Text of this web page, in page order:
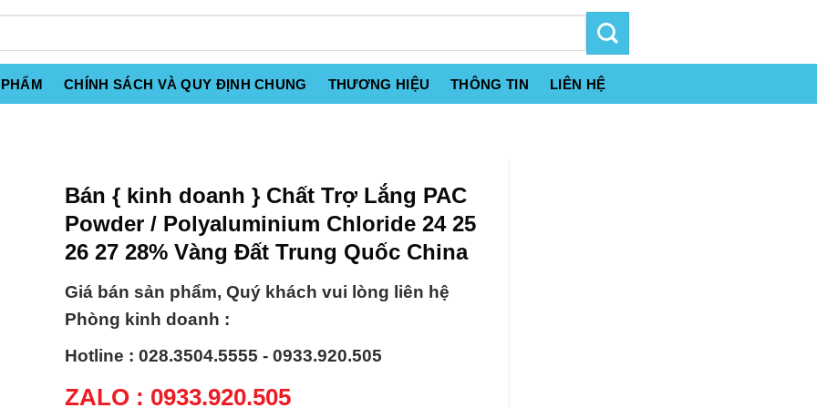
CHÍNH SÁCH VÀ QUY ĐỊNH CHUNG THƯƠNG HIỆU THÔNG TIN LIÊN HỆ
Bán { kinh doanh } Chất Trợ Lắng PAC
Powder / Polyaluminium Chloride 24 25
26 27 28% Vàng Đất Trung Quốc China
Giá bán sản phẩm, Quý khách vui lòng liên hệ
Phòng kinh doanh :
Hotline : 028.3504.5555 - 0933.920.505
ZALO : 0933.920.505